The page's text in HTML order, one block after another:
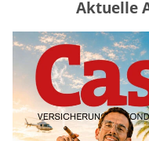
die Wohnung
mehr
Hoch nach
Aktuelle